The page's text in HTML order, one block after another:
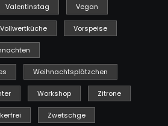
Valentinstag Vegan
Vollwertküche Vorspeise
Weihnachtsplätzchen
Workshop Zitrone
Zwetschge